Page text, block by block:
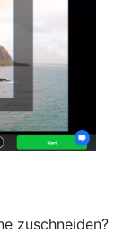
zuschneiden?